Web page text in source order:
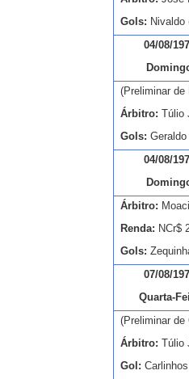
Gols: Nivaldo
04/08/
(Preliminar de
Árbitro: Túlio
Gols:
04/08/
Árbitro:
Renda: NCr$
Gols:
07/08/
Quarta-
(Preliminar de
Árbitro: Túlio
Gol: